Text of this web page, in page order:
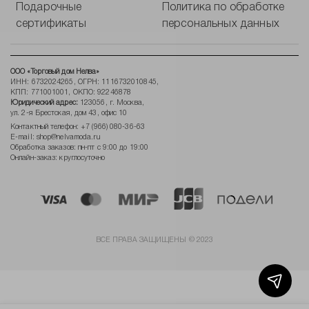
Подарочные
сертификаты
Политика по обработке
персональных данных
ООО «Торговый дом Нелва»
ИНН: 6732024265, ОГРН: 1116732010845,
КПП: 771001001, ОКПО: 92246878
Юридический адрес:123056, г. Москва,
ул. 2-я Брестская, дом 43, офис 10
Контактный телефон: +7 (966) 080-36-63
E-mail: shop@nelvamoda.ru
Обработка заказов: пн-пт с 9:00 до 19:00
Онлайн-заказ: круглосуточно
ВСЕ ПРАВА ЗАЩИЩЕНЫ © 2023